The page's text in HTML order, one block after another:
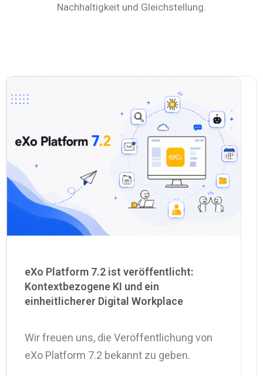
Architektur
Über uns
Blog
Kontakt
Testen Sie eXo
Nachhaltigkeit und Gleichstellung.
eXo Platform 7.2 ist veröffentlicht:
Kontextbezogene KI und ein
einheitlicherer Digital Workplace
Wir freuen uns, die Veröffentlichung von
eXo Platform 7.2 bekannt zu geben.